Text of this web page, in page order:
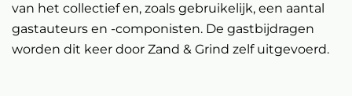
van het collectief en, zoals gebruikelijk, een aantal
gastauteurs en -componisten. De gastbijdragen
worden dit keer door Zand & Grind zelf uitgevoerd.